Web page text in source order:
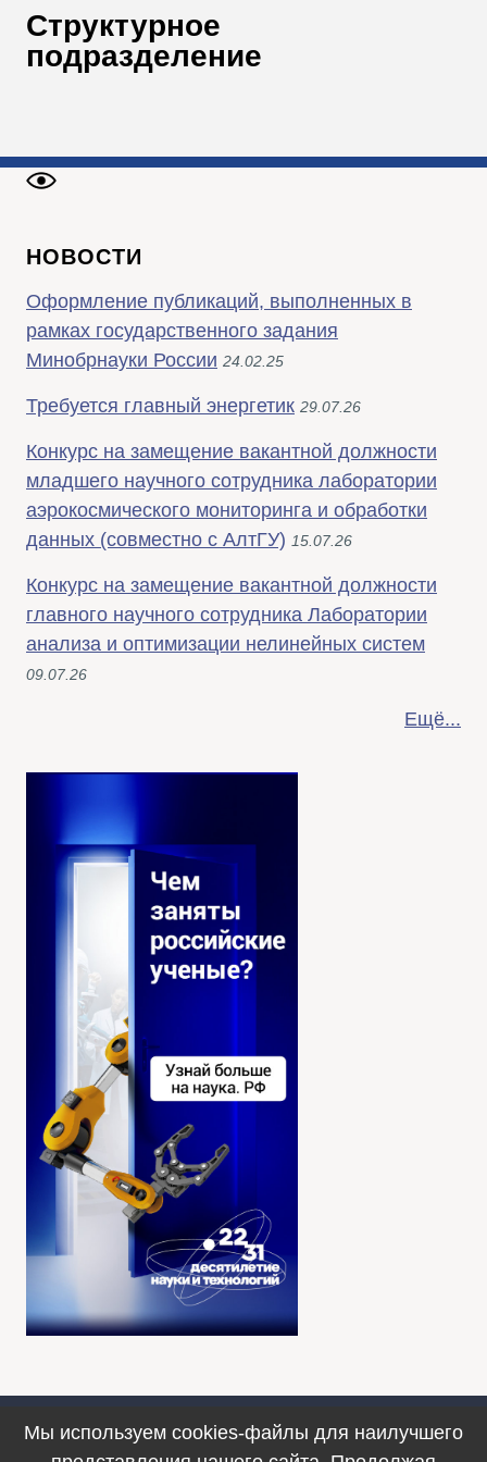
Т
Структурное
подразделение
НОВОСТИ
Оформление публикаций, выполненных в
рамках государственного задания
Минобрнауки России 24.02.25
Требуется главный энергетик 29.07.26
Конкурс на замещение вакантной должности
младшего научного сотрудника лаборатории
аэрокосмического мониторинга и обработки
данных (совместно с АлтГУ) 15.07.26
Конкурс на замещение вакантной должности
главного научного сотрудника Лаборатории
анализа и оптимизации нелинейных систем
09.07.26
Ещё...
Противодействие коррупции
Мы используем cookies-файлы для наилучшего